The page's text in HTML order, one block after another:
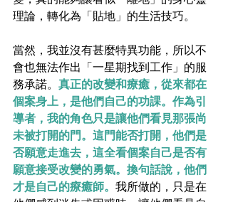
理論，轉化為「貼地」的生活技巧。
當然，我並沒有甚麼特異功能，所以不
會也無法作出「一星期找到工作」的服
務承諾。 真正的改變和療癒，從來都在
個案身上，是他們自己的功課。作為引
導者，我的角色只是讓他們看見那張尚
未被打開的門。這門能否打開，他們是
否願意走進去，這全看個案自己是否有
願意接受改變的勇氣。換句話說，他們
才是自己的療癒師。 我所做的，只是在